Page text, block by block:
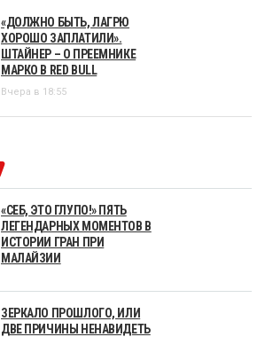
«ДОЛЖНО БЫТЬ, ЛАГРЮ
ХОРОШО ЗАПЛАТИЛИ».
ШТАЙНЕР – О ПРЕЕМНИКЕ
МАРКО В RED BULL
Вчера в 18:55
«СЕБ, ЭТО ГЛУПО!» ПЯТЬ
ЛЕГЕНДАРНЫХ МОМЕНТОВ В
ИСТОРИИ ГРАН ПРИ
МАЛАЙЗИИ
ЗЕРКАЛО ПРОШЛОГО, ИЛИ
ДВЕ ПРИЧИНЫ НЕНАВИДЕТЬ